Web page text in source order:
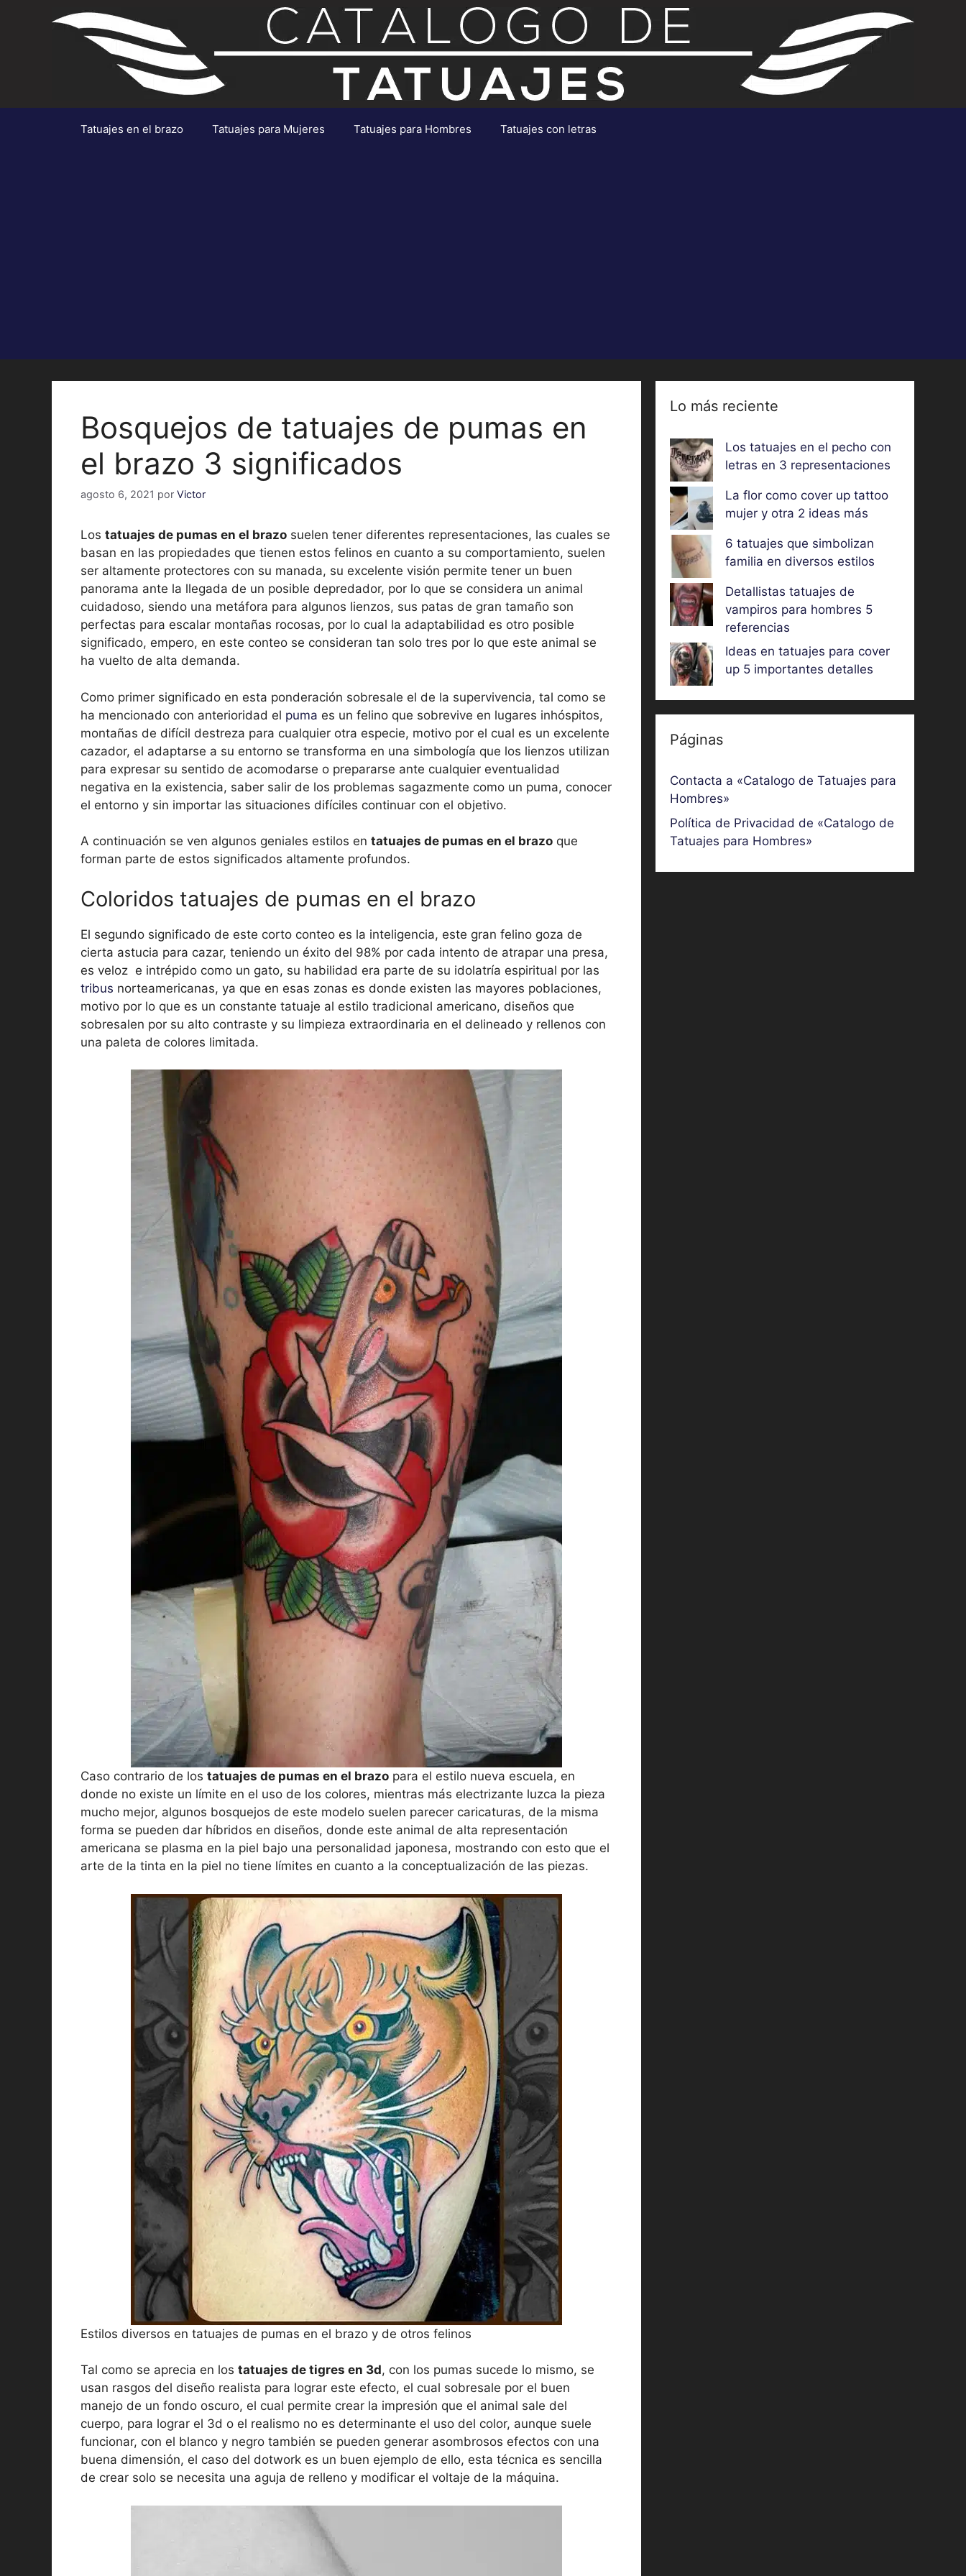
Tatuajes en el brazo Tatuajes para Mujeres Tatuajes para Hombres Tatuajes con letras
Bosquejos de tatuajes de pumas en
el brazo 3 significados
agosto 6, 2021 por Victor
Los tatuajes de pumas en el brazo suelen tener diferentes representaciones, las cuales se
basan en las propiedades que tienen estos felinos en cuanto a su comportamiento, suelen
ser altamente protectores con su manada, su excelente visión permite tener un buen
panorama ante la llegada de un posible depredador, por lo que se considera un animal
cuidadoso, siendo una metáfora para algunos lienzos, sus patas de gran tamaño son
perfectas para escalar montañas rocosas, por lo cual la adaptabilidad es otro posible
significado, empero, en este conteo se consideran tan solo tres por lo que este animal se
ha vuelto de alta demanda.
Como primer significado en esta ponderación sobresale el de la supervivencia, tal como se
ha mencionado con anterioridad el puma es un felino que sobrevive en lugares inhóspitos,
montañas de difícil destreza para cualquier otra especie, motivo por el cual es un excelente
cazador, el adaptarse a su entorno se transforma en una simbología que los lienzos utilizan
para expresar su sentido de acomodarse o prepararse ante cualquier eventualidad
negativa en la existencia, saber salir de los problemas sagazmente como un puma, conocer
el entorno y sin importar las situaciones difíciles continuar con el objetivo.
A continuación se ven algunos geniales estilos en tatuajes de pumas en el brazo que
forman parte de estos significados altamente profundos.
Coloridos tatuajes de pumas en el brazo
El segundo significado de este corto conteo es la inteligencia, este gran felino goza de
cierta astucia para cazar, teniendo un éxito del 98% por cada intento de atrapar una presa,
es veloz e intrépido como un gato, su habilidad era parte de su idolatría espiritual por las
tribus norteamericanas, ya que en esas zonas es donde existen las mayores poblaciones,
motivo por lo que es un constante tatuaje al estilo tradicional americano, diseños que
sobresalen por su alto contraste y su limpieza extraordinaria en el delineado y rellenos con
una paleta de colores limitada.
Caso contrario de los tatuajes de pumas en el brazo para el estilo nueva escuela, en
donde no existe un límite en el uso de los colores, mientras más electrizante luzca la pieza
mucho mejor, algunos bosquejos de este modelo suelen parecer caricaturas, de la misma
forma se pueden dar híbridos en diseños, donde este animal de alta representación
americana se plasma en la piel bajo una personalidad japonesa, mostrando con esto que el
arte de la tinta en la piel no tiene límites en cuanto a la conceptualización de las piezas.
Estilos diversos en tatuajes de pumas en el brazo y de otros felinos
Tal como se aprecia en los tatuajes de tigres en 3d, con los pumas sucede lo mismo, se
usan rasgos del diseño realista para lograr este efecto, el cual sobresale por el buen
manejo de un fondo oscuro, el cual permite crear la impresión que el animal sale del
cuerpo, para lograr el 3d o el realismo no es determinante el uso del color, aunque suele
funcionar, con el blanco y negro también se pueden generar asombrosos efectos con una
buena dimensión, el caso del dotwork es un buen ejemplo de ello, esta técnica es sencilla
de crear solo se necesita una aguja de relleno y modificar el voltaje de la máquina.
Lo más reciente
Los tatuajes en el pecho con
letras en 3 representaciones
La flor como cover up tattoo
mujer y otra 2 ideas más
6 tatuajes que simbolizan
familia en diversos estilos
Detallistas tatuajes de
vampiros para hombres 5
referencias
Ideas en tatuajes para cover
up 5 importantes detalles
Páginas
Contacta a «Catalogo de Tatuajes para
Hombres»
Política de Privacidad de «Catalogo de
Tatuajes para Hombres»